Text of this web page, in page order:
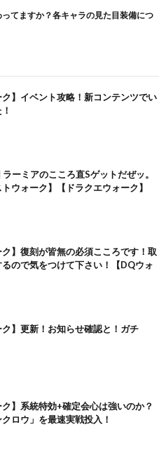
ク】イベント攻略！新コンテンツでい
ーミアのこころ直Sゲットだぜッ。
トウォーク】【ドラクエウォーク】
ク】復刻が皆無の必須こころです！取
ので気をつけて下さい！【DQウォ
ク】更新！お知らせ確認と！ガチ
ク】系統特効+確定会心は強いのか？
ロウ」を最速実戦投入！